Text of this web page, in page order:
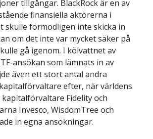
tillgångar. BlackRock är en av
finansiella aktörerna i
skulle förmodligen inte skicka in
om det inte var mycket säker på
gå igenom. I kölvattnet av
ansökan som lämnats in av
även ett stort antal andra
efter, när världens
Fidelity och
Invesco, WisdomTree och
in egna ansökningar.